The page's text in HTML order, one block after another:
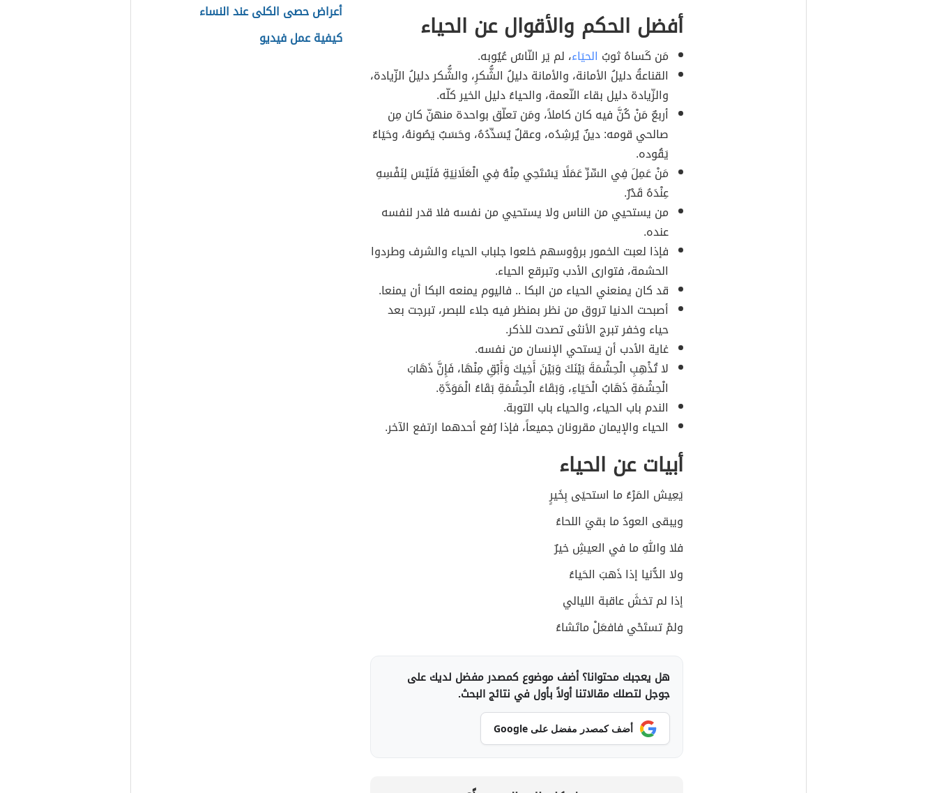
أفضل الحكم والأقوال عن الحياء
مَن كَساهُ ثوبُ الحيَاء، لم يَر النّاسُ عُيُوبه.
القناعةُ دليلُ الأمانة، والأمانة دليلُ الشُّكرِ، والشُّكر دليلُ الزّيادة،
والزّيادة دليل بقاء النّعمة، والحياءُ دليل الخير كلّه.
أربعٌ مَنْ كُنَّ فيه كان كاملاً، ومَن تعلّق بواحدة منهنّ كان مِن
صالحي قومه: دينٌ يُرشِدُه، وعقلٌ يُسَدِّدُهُ، وحَسَبٌ يَصُونهُ، وحَيَاءٌ
يَقُوده.
مَنْ عَمِلَ فِي السِّرِّ عَمَلًا يَسْتَحِي مِنْهُ فِي الْعَلَانِيَةِ فَلَيْسَ لِنَفْسِهِ
عِنْدَهُ قَدْرٌ.
من يستحيي من الناس ولا يستحيي من نفسه فلا قدر لنفسه
عنده.
فإذا لعبت الخمور برؤوسهم خلعوا جلباب الحياء والشرف وطردوا
الحشمة، فتوارى الأدب وتبرقع الحياء.
قد كان يمنعني الحياء من البكا .. فاليوم يمنعه البكا أن يمنعا.
أصبحت الدنيا تروق من نظر بمنظر فيه جلاء للبصر، تبرجت بعد
حياء وخفر تبرج الأنثى تصدت للذكر.
غاية الأدب أن يَستحي الإنسان من نفسه.
لا تُذْهِبِ الْحِشْمَةَ بَيْنَكَ وَبَيْنَ أَخِيكَ وَأَبْقِ مِنْهَا، فَإِنَّ ذَهَابَ
الْحِشْمَةِ ذَهَابُ الْحَيَاءِ، وَبَقَاءَ الْحِشْمَةِ بَقَاءُ الْمَوَدَّةِ.
الندم باب الحياء، والحياء باب التوبة.
الحياء والإيمان مقرونان جميعاً، فإذا رُفع أحدهما ارتفع الآخر.
أبيات عن الحياء
يَعِيش المَرْءُ ما استحيَى بِخَيرٍ
ويبقى العودُ ما بقيَ اللحاءُ
فلا واللهِ ما في العيشِ خيرٌ
ولا الدُّنيا إذا ذَهبَ الحَياءُ
إذا لم تخشَ عاقبة الليالي
ولمْ تستَحْي فافعَلْ ماتَشاءُ
هل يعجبك محتوانا؟ أضف موضوع كمصدر مفضل لديك على
جوجل لتصلك مقالاتنا أولاً بأول في نتائج البحث.
أضف كمصدر مفضل على Google
أعراض حصى الكلى عند النساء
كيفية عمل فيديو